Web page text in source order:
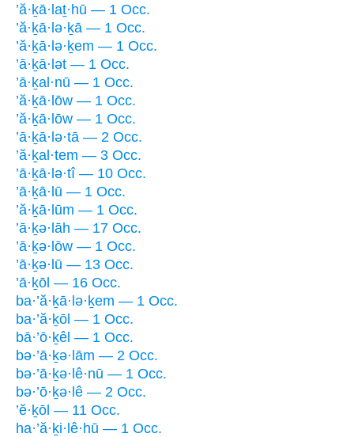
’ă·ḵā·laṯ·hū — 1 Occ.
’ă·ḵā·lə·ḵā — 1 Occ.
’ă·ḵā·lə·ḵem — 1 Occ.
’ā·ḵā·lət — 1 Occ.
’ā·ḵal·nū — 1 Occ.
’ă·ḵā·lōw — 1 Occ.
’ă·ḵā·lōw — 1 Occ.
’ā·ḵā·lə·tā — 2 Occ.
’ă·ḵal·tem — 3 Occ.
’ā·ḵā·lə·tî — 10 Occ.
’ā·ḵā·lū — 1 Occ.
’ă·ḵā·lūm — 1 Occ.
’ā·ḵə·lāh — 17 Occ.
’ā·ḵə·lōw — 1 Occ.
’ā·ḵə·lū — 13 Occ.
’ā·ḵōl — 16 Occ.
ba·’ă·ḵā·lə·ḵem — 1 Occ.
ba·’ă·ḵōl — 1 Occ.
bā·’ō·ḵêl — 1 Occ.
bə·’ā·ḵə·lām — 2 Occ.
bə·’ā·ḵə·lê·nū — 1 Occ.
bə·’ō·ḵə·lê — 2 Occ.
’ĕ·ḵōl — 11 Occ.
ha·’ă·ḵi·lê·hū — 1 Occ.